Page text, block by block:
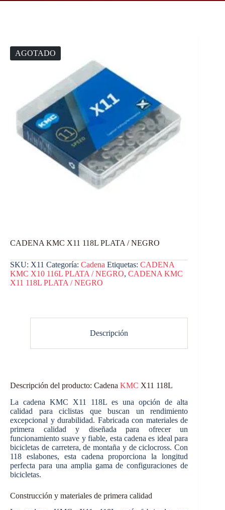
AGOTADO
CADENA KMC X11 118L PLATA / NEGRO
SKU: X11 Categoría: Cadena Etiquetas: CADENA
KMC X10 116L PLATA / NEGRO, CADENA KMC
X11 118L PLATA / NEGRO
Descripción
Descripción del producto: Cadena KMC X11 118L
La cadena KMC X11 118L es una opción de alta
calidad para ciclistas que buscan un rendimiento
excepcional y durabilidad. Fabricada con materiales de
primera calidad y diseñada para ofrecer un
funcionamiento suave y fiable, esta cadena es ideal para
bicicletas de carretera, de montaña y de ciclocross. Con
118 eslabones, esta cadena proporciona la longitud
perfecta para una amplia gama de configuraciones de
bicicletas.
Construcción y materiales de primera calidad